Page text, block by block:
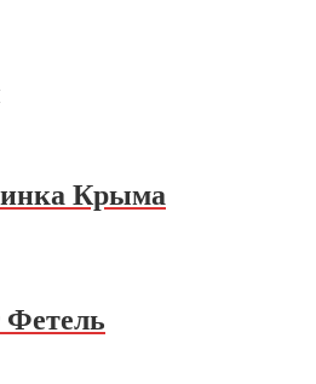
Крыма
Фетель